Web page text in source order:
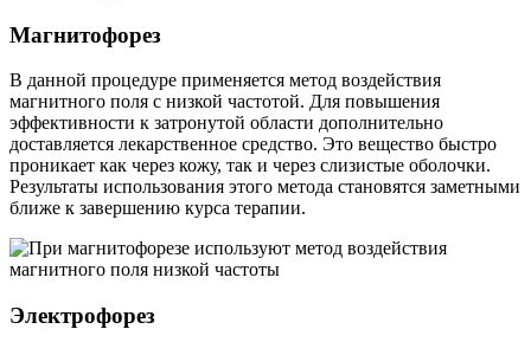
Магнитофорез
В данной процедуре применяется метод воздействия
магнитного поля с низкой частотой. Для повышения
эффективности к затронутой области дополнительно
доставляется лекарственное средство. Это вещество быстро
проникает как через кожу, так и через слизистые оболочки.
Результаты использования этого метода становятся заметными
ближе к завершению курса терапии.
Электрофорез